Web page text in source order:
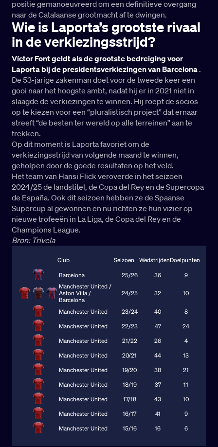
positie gemanoeuvreerd om een definitieve overgang
naar de Catalaanse grootmacht af te dwingen.
Wie is Laporta’s grootste rivaal
in de verkiezingsstrijd?
Víctor Font geldt als de grootste bedreiging voor
Laporta bij de presidentsverkiezingen van Barcelona.
De 53-jarige zakenman doet voor de tweede keer een
gooi naar het hoogste ambt, nadat hij er in 2021 niet in
slaagde de verkiezingen te winnen. Hij roept de socios
op te kiezen voor een “pluralistisch project” dat ernaar
streeft “de besten ter wereld op alle terreinen” aan te
trekken.
Op dit moment is Laporta favoriet om de
verkiezingsstrijd van volgende maand te winnen,
geholpen door de goede resultaten op het veld.
Het team van Hansi Flick veroverde in het seizoen
2024/25 de landstitel, de Copa del Rey en de Supercopa
de España. Ook dit seizoen hebben ze de Spaanse
Supercup al gewonnen en nu richten ze hun vizier op
nieuwe trofeeën in La Liga, de Copa del Rey en de
Champions League.
Bron: Trivela